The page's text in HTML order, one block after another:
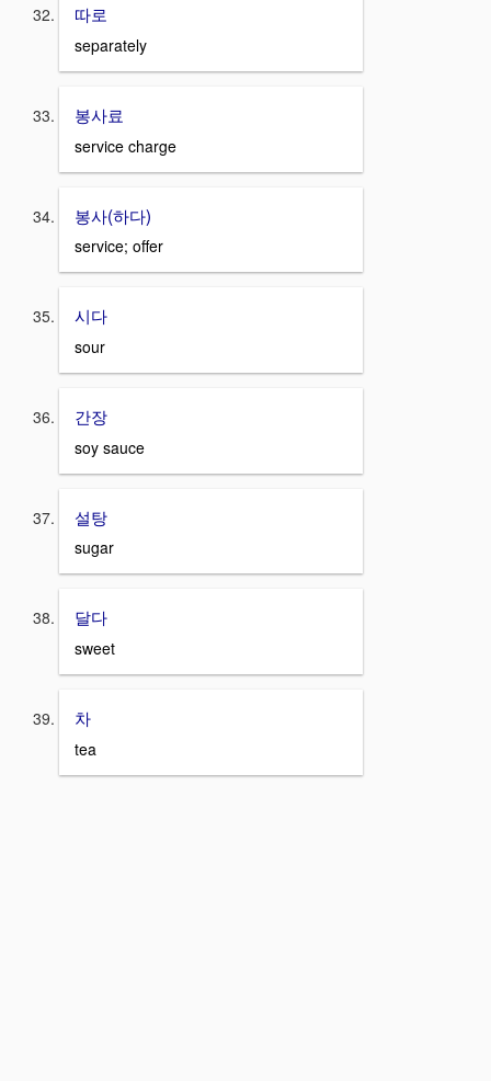
따로
separately
봉사료
service charge
봉사(하다)
service; offer
시다
sour
간장
soy sauce
설탕
sugar
달다
sweet
차
tea